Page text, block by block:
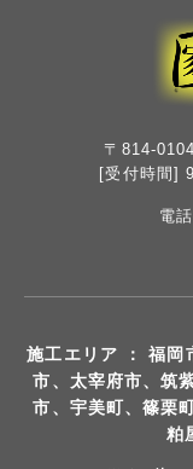
〒814-
[受付時間]
電
施工エリア ： 福岡
市、太宰府市、筑
市、宇美町、篠栗
粕